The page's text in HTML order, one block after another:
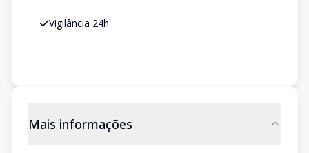
Vigilância 24h
Mais informações